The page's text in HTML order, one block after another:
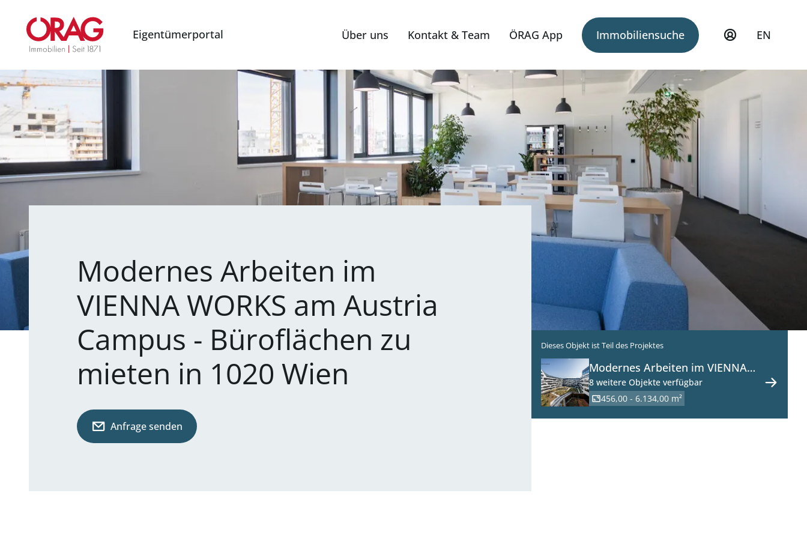
Eigentümerportal Über uns Kontakt & Team ÖRAG App Immobiliensuche EN
Modernes Arbeiten im
VIENNA WORKS am Austria
Campus - Büroflächen zu
mieten in 1020 Wien
Anfrage senden
Dieses Objekt ist Teil des Projektes
Modernes Arbeiten im VIENNA
WORKS am Austria Campus -
Büroflächen zu mieten in 1020
Wien
8 weitere Objekte verfügbar
456,00 - 6.134,00 m²